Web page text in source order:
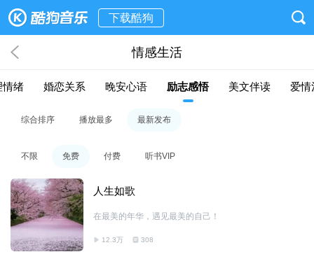
下载酷狗
情感生活
情绪 婚恋关系 晚安心语 励志感悟 美文伴读 爱情
综合排序 播放最多 最新发布
不限 免费 付费 听书VIP
人生如歌
在最美的年华，遇见最美的自己！
12.3万 308